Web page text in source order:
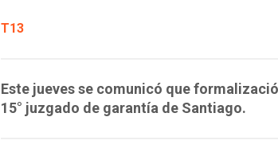
T13
Este jueves se comunicó que
15° juzgado de garantía de Santiago.